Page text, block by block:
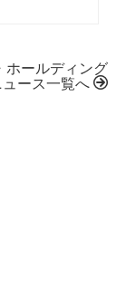
ホールディング
ース一覧へ